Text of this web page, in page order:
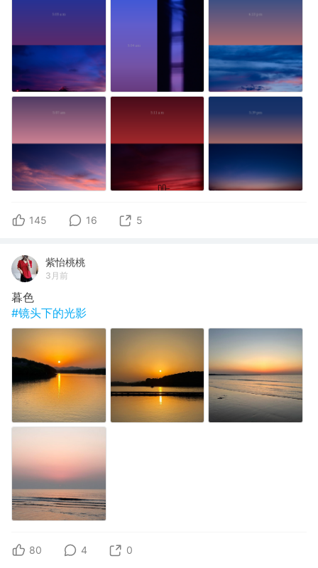
145 16 5
紫怡桃桃
3月前
暮色
#镜头下的光影
80 4 0